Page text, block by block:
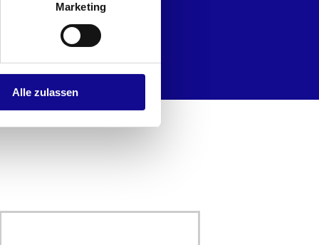
Marketing
Alle zulassen